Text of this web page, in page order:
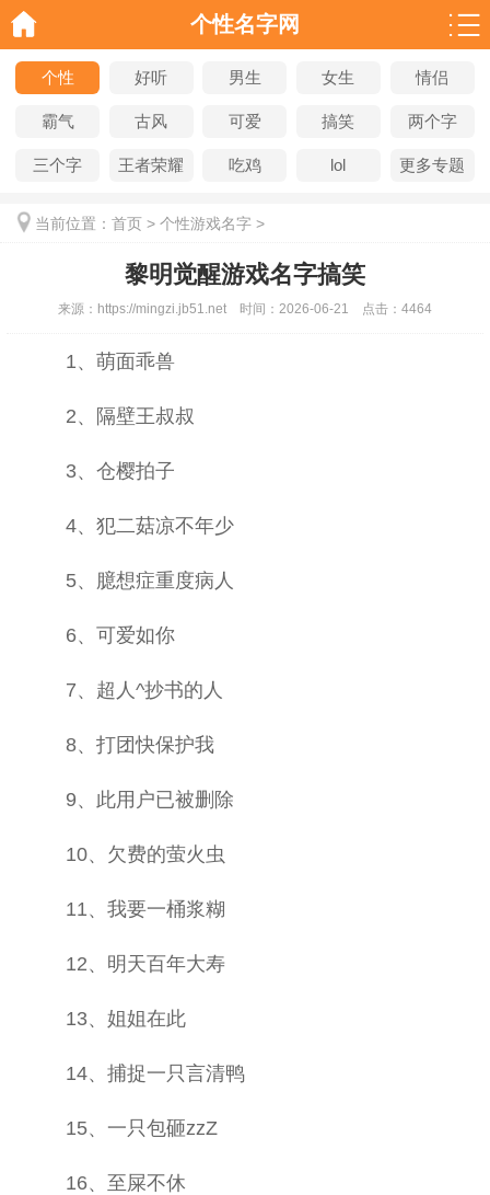
个性名字网
个性 好听 男生 女生 情侣
霸气 古风 可爱 搞笑 两个字
三个字 王者荣耀 吃鸡 lol 更多专题
当前位置： 首页 > 个性游戏名字 >
黎明觉醒游戏名字搞笑
来源： https://mingzi.jb51.net 时间： 2026-06-21 点击： 4464
1、萌面乖兽
2、隔壁王叔叔
3、仓樱拍子
4、犯二菇凉不年少
5、臆想症重度病人
6、可爱如你
7、超人^抄书的人
8、打团快保护我
9、此用户已被删除
10、欠费的萤火虫
11、我要一桶浆糊
12、明天百年大寿
13、姐姐在此
14、捕捉一只言清鸭
15、一只包砸zzZ
16、至屎不休